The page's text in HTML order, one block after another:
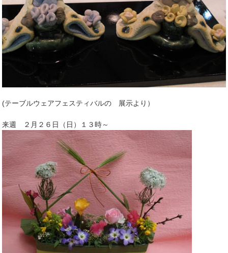
(テーブルウェアフェスティバルの 展示より）
来週 ２月２６日（日）１３時～